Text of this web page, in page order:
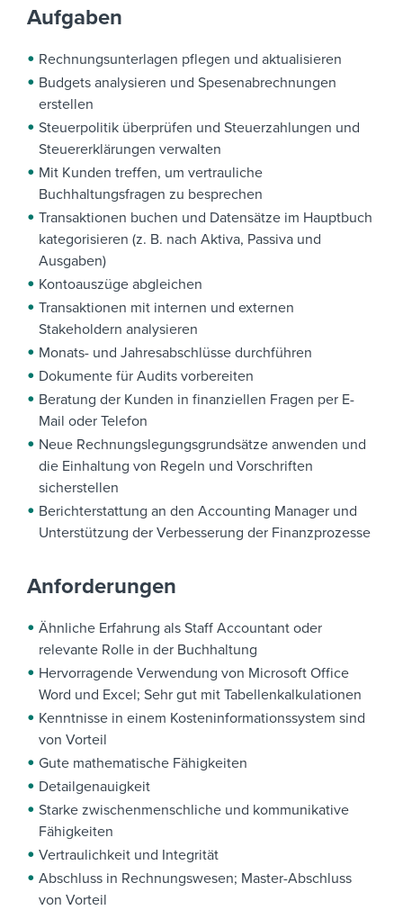
Aufgaben
Rechnungsunterlagen pflegen und aktualisieren
Budgets analysieren und Spesenabrechnungen
erstellen
Steuerpolitik überprüfen und Steuerzahlungen und
Steuererklärungen verwalten
Mit Kunden treffen, um vertrauliche
Buchhaltungsfragen zu besprechen
Transaktionen buchen und Datensätze im Hauptbuch
kategorisieren (z. B. nach Aktiva, Passiva und
Ausgaben)
Kontoauszüge abgleichen
Transaktionen mit internen und externen
Stakeholdern analysieren
Monats- und Jahresabschlüsse durchführen
Dokumente für Audits vorbereiten
Beratung der Kunden in finanziellen Fragen per E-
Mail oder Telefon
Neue Rechnungslegungsgrundsätze anwenden und
die Einhaltung von Regeln und Vorschriften
sicherstellen
Berichterstattung an den Accounting Manager und
Unterstützung der Verbesserung der Finanzprozesse
Anforderungen
Ähnliche Erfahrung als Staff Accountant oder
relevante Rolle in der Buchhaltung
Hervorragende Verwendung von Microsoft Office
Word und Excel; Sehr gut mit Tabellenkalkulationen
Kenntnisse in einem Kosteninformationssystem sind
von Vorteil
Gute mathematische Fähigkeiten
Detailgenauigkeit
Starke zwischenmenschliche und kommunikative
Fähigkeiten
Vertraulichkeit und Integrität
Abschluss in Rechnungswesen; Master-Abschluss
von Vorteil